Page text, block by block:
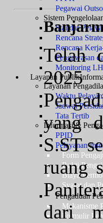
Pegawai
Sistem
Standar
Rencana
Rencana
Pengawasan
Monitoring
Layanan Publik
Layanan
Waktu
Jadwal
Tata Tertib
Informasi &
PPID
Pelayanan
Form
Bukti
Biaya
Syarat dan
Pengaduan
Mekanisme
Formulir
Telah
2025
yang
S.ST
ruang
dari